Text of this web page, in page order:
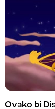
Ovako bi